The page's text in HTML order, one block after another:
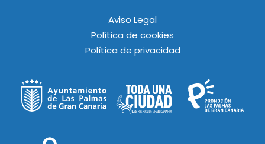
Aviso Legal
Política de cookies
Política de privacidad